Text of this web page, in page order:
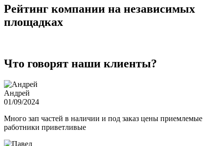
Рейтинг компании на независимых
площадках
Что говорят наши клиенты?
Андрей
01/09/2024
Много зап частей в наличии и под заказ цены приемлемые
работники приветливые